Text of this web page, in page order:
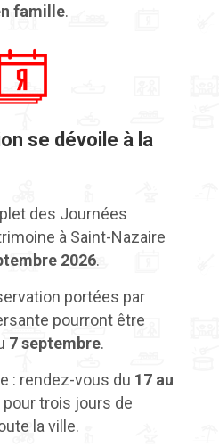
famille.
se dévoile à la
des Journées
à Saint-Nazaire
2026.
portées par
pourront être
7 septembre.
: rendez-vous du 17 au
pour trois jours de
la ville.